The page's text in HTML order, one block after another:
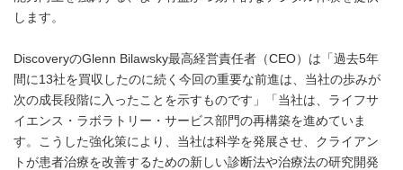
します。
DiscoveryのGlenn Bilawsky最高経営責任者（CEO）は「過去5年
間に13社を買収したのに続く今回の重要な前進は、当社の歩みが
次の成長段階に入ったことを示すものです」「当社は、ライフサ
イエンス・ラボラトリー・サービス部門の再構築を進めていま
す。こうした強化策により、当社は科学を発展させ、クライアン
トが患者治療を改善するための新しい診断法や治療法の研究開発